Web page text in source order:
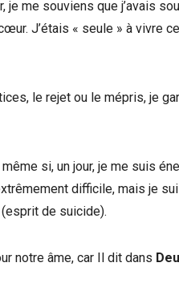
me souviens que j’avais
J’étais « seule » à vivre
le rejet ou le mépris, je
si, un jour, je me suis
difficile, mais je
(esprit de suicide).
notre âme, car Il dit dans